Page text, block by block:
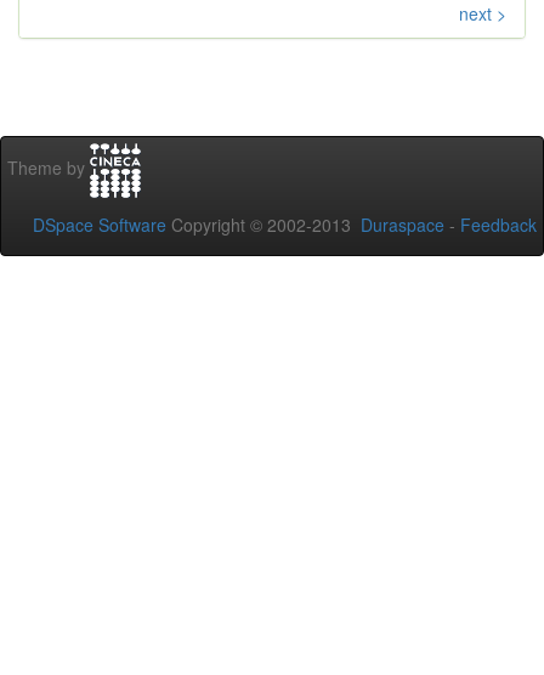
next >
Theme by
DSpace Software Copyright © 2002-2013 Duraspace - Feedback